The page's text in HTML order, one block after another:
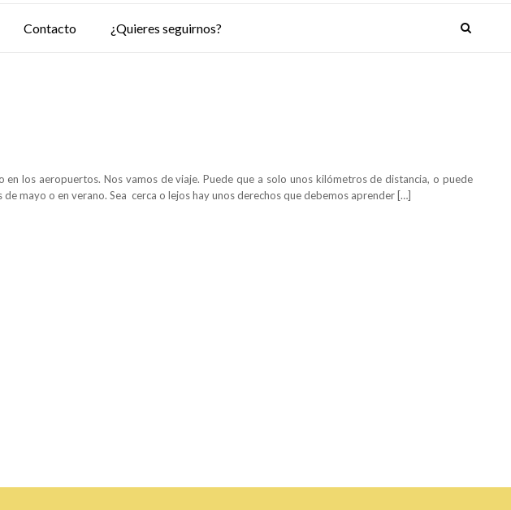
Contacto ¿Quieres seguirnos?
los aeropuertos. Nos vamos de viaje. Puede que a solo unos kilómetros de distancia, o puede
mayo o en verano. Sea cerca o lejos hay unos derechos que debemos aprender […]